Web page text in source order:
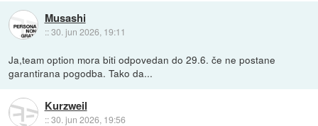
Musashi
::30. jun 2026, 19:11
Ja,team option mora biti odpovedan do 29.6. če ne postane
garantirana pogodba. Tako da...
Kurzweil
::30. jun 2026, 19:56